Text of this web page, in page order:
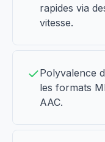
rapides via
vitesse.
Polyvalence
les formats
AAC.